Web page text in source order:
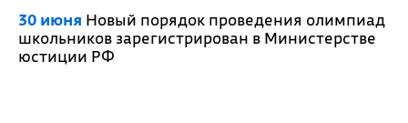
30 июня Новый порядок проведения олимпиад
школьников зарегистрирован в Министерстве
юстиции РФ